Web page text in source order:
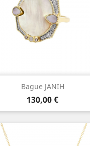
Bague JANIH
Prix
130,00 €
Aperçu rapide